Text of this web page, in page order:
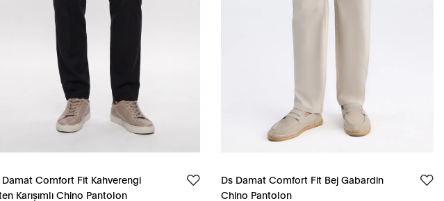
Damat Comfort Fit Kahverengi
Karışımlı Chino Pantolon
Ds Damat Comfort Fit Bej Gabardin
Chino Pantolon